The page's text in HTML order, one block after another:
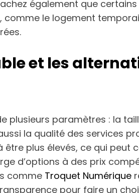
également que
le logement
et les
plusieurs paramètres : la
la qualité des services
plus élevés, ce qui peut
d’options à des prix
comme Troquet Numérique
pour faire un